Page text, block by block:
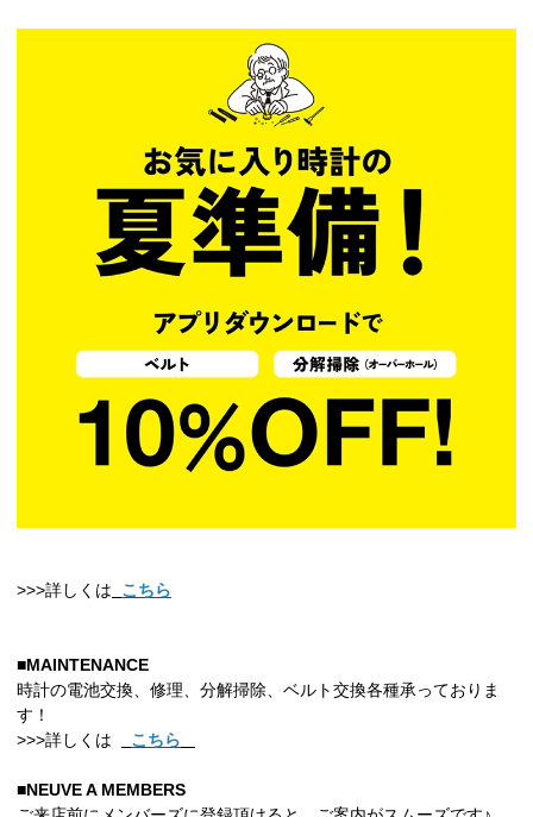
>>>詳しくは こちら
■MAINTENANCE
時計の電池交換、修理、分解掃除、ベルト交換各種承っておりま
す！
>>>詳しくは
こちら
■NEUVE A MEMBERS